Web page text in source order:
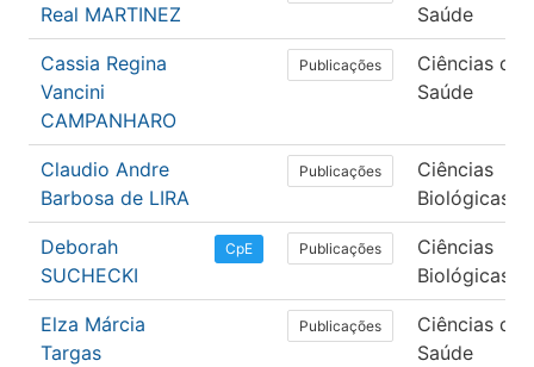
Real MARTINEZ
Saúde
Cassia Regina
Vancini
CAMPANHARO
Publicações
Ciências da
Saúde
Claudio Andre
Barbosa de LIRA
Publicações
Ciências
Biológicas
Deborah
SUCHECKI
CpE Publicações
Ciências
Biológicas
Elza Márcia
Targas
Publicações
Ciências da
Saúde